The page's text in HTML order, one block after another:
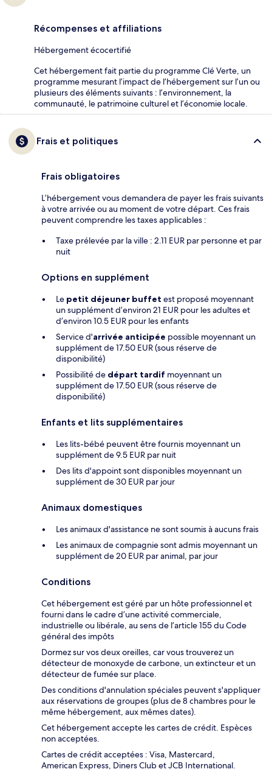
Récompenses et affiliations
Hébergement écocertifié
Cet hébergement fait partie du programme Clé Verte, un
programme mesurant l’impact de l’hébergement sur l’un ou
plusieurs des éléments suivants : l’environnement, la
communauté, le patrimoine culturel et l’économie locale.
Frais et politiques
Frais obligatoires
L’hébergement vous demandera de payer les frais suivants
à votre arrivée ou au moment de votre départ. Ces frais
peuvent comprendre les taxes applicables :
Taxe prélevée par la ville : 2.11 EUR par personne et par
nuit
Options en supplément
Le petit déjeuner buffet est proposé moyennant
un supplément d’environ 21 EUR pour les adultes et
d’environ 10.5 EUR pour les enfants
Service d'arrivée anticipée possible moyennant un
supplément de 17.50 EUR (sous réserve de
disponibilité)
Possibilité de départ tardif moyennant un
supplément de 17.50 EUR (sous réserve de
disponibilité)
Enfants et lits supplémentaires
Les lits-bébé peuvent être fournis moyennant un
supplément de 9.5 EUR par nuit
Des lits d'appoint sont disponibles moyennant un
supplément de 30 EUR par jour
Animaux domestiques
Les animaux d'assistance ne sont soumis à aucuns frais
Les animaux de compagnie sont admis moyennant un
supplément de 20 EUR par animal, par jour
Conditions
Cet hébergement est géré par un hôte professionnel et
fourni dans le cadre d’une activité commerciale,
industrielle ou libérale, au sens de l’article 155 du Code
général des impôts
Dormez sur vos deux oreilles, car vous trouverez un
détecteur de monoxyde de carbone, un extincteur et un
détecteur de fumée sur place.
Des conditions d'annulation spéciales peuvent s'appliquer
aux réservations de groupes (plus de 8 chambres pour le
même hébergement, aux mêmes dates).
Cet hébergement accepte les cartes de crédit. Espèces
non acceptées.
Cartes de crédit acceptées : Visa, Mastercard,
American Express, Diners Club et JCB International.